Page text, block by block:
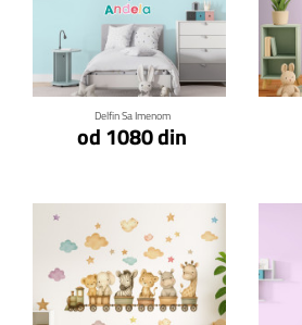
Delfin Sa Imenom
od 1080 din
Klikni za detalje